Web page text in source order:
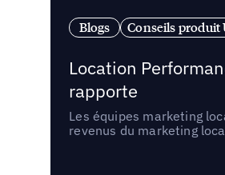
Blogs Conseils produit
Location
rapporte
Les équipes marketing
revenus du marketing